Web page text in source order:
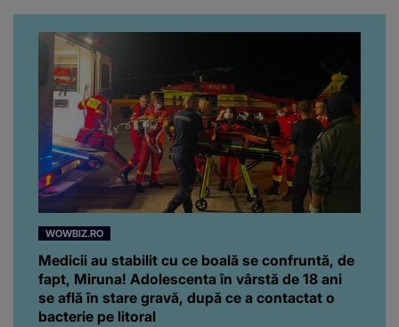
“Am suflet mare. Eu am
ajutat-o.”
WOWBIZ.RO
Medicii au stabilit cu ce boală se confruntă, de
fapt, Miruna! Adolescenta în vârstă de 18 ani
se află în stare gravă, după ce a contactat o
bacterie pe litoral